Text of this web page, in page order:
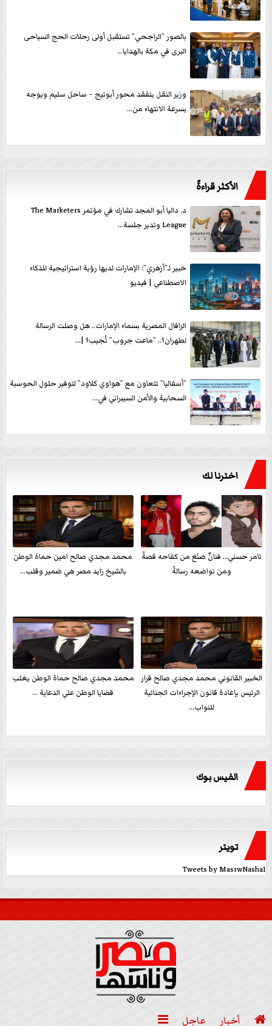
بالصور ”الراجحي” تستقبل أولى رحلات الحج السياحى
البرى في مكة بالهدايا...
وزير النقل يتفقد محور أبوتيج – ساحل سليم ويوجه
بسرعة الانتهاء من...
الأكثر قراءةً
د. داليا أبو المجد تشارك في مؤتمر The Marketers
League وتدير جلسة...
خبير لـ”أزهري”: الإمارات لديها رؤية استراتيجية للذكاء
الاصطناعي | فيديو
الرافال المصرية بسماء الإمارات.. هل وصلت الرسالة
لطهران؟.. ”ماعت جروب” تُجيب؟ |...
”أسفاليا” تتعاون مع ”هواوي كلاود” لتوفير حلول الحوسبة
السحابية والأمن السيبراني في...
اخترنا لك
تامر حسني… فنانٌ صَنَعَ من كفاحه قصةً
ومن تواضعه رسالةً
محمد مجدي صالح امين حماة الوطن
بالشيخ زايد مصر هي ضمير وقلب...
الخبير القانوني محمد مجدي صالح قرار
الرئيس بإعادة قانون الإجراءات الجنائية
للنواب...
محمد مجدي صالح حماة الوطن يغلب
قضايا الوطن علي الدعاية ...
الفيس بوك
تويتر
Tweets by MasrwNasha1
 أخبار عاجل 